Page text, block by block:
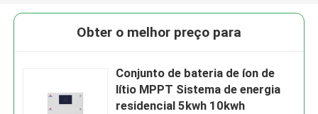
Obter o melhor preço para
Conjunto de bateria de íon de
lítio MPPT Sistema de energia
residencial 5kwh 10kwh